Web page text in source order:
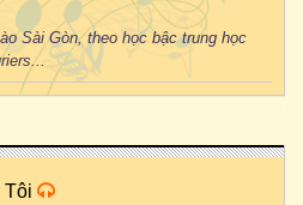
Sài Gòn, theo học bậc trung học
Tôi